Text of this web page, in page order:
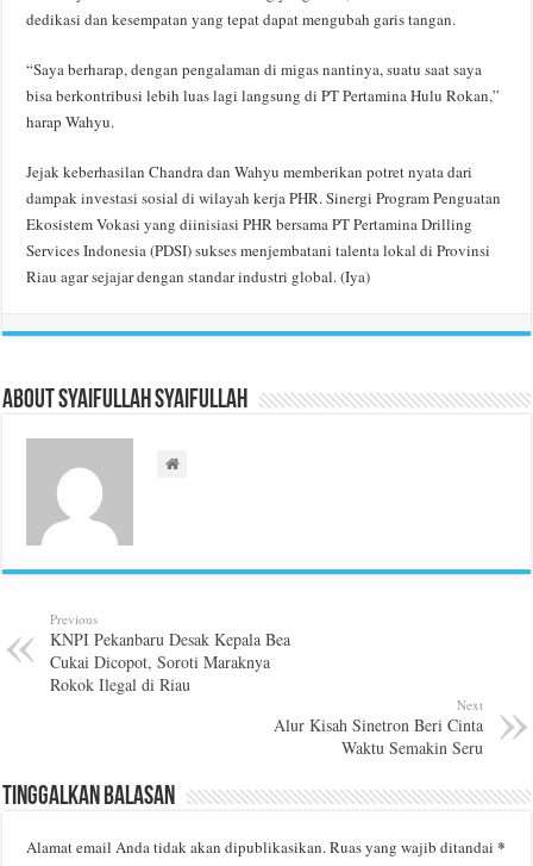
dedikasi dan kesempatan yang tepat dapat mengubah garis tangan.
“Saya berharap, dengan pengalaman di migas nantinya, suatu saat saya
bisa berkontribusi lebih luas lagi langsung di PT Pertamina Hulu Rokan,”
harap Wahyu.
Jejak keberhasilan Chandra dan Wahyu memberikan potret nyata dari
dampak investasi sosial di wilayah kerja PHR. Sinergi Program Penguatan
Ekosistem Vokasi yang diinisiasi PHR bersama PT Pertamina Drilling
Services Indonesia (PDSI) sukses menjembatani talenta lokal di Provinsi
Riau agar sejajar dengan standar industri global. (Iya)
About Syaifullah Syaifullah
Previous
KNPI Pekanbaru Desak Kepala Bea
Cukai Dicopot, Soroti Maraknya
Rokok Ilegal di Riau
Next
Alur Kisah Sinetron Beri Cinta
Waktu Semakin Seru
Tinggalkan Balasan
Alamat email Anda tidak akan dipublikasikan.Ruas yang wajib ditandai*